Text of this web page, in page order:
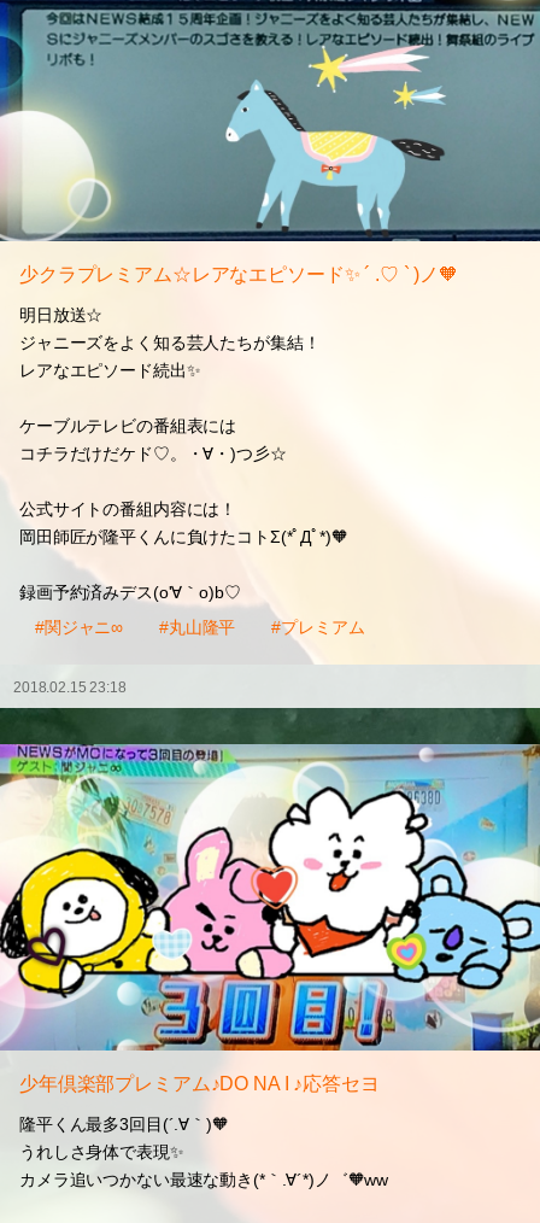
少クラプレミアム☆レアなエピソード✨ ´ .♡ ` )ノ🧡
明日放送☆
ジャニーズをよく知る芸人たちが集結！
レアなエピソード続出✨
ケーブルテレビの番組表には
コチラだけだケド♡。・∀・)つ彡☆
公式サイトの番組内容には！
岡田師匠が隆平くんに負けたコトΣ(*ﾟДﾟ*)🧡
録画予約済みデス(o'∀｀o)b♡
#関ジャニ∞
#丸山隆平 #プレミアム
2018.02.15 23:18
少年倶楽部プレミアム♪DO NA I ♪応答セヨ
隆平くん最多3回目(´.∀｀)🧡
うれしさ身体で表現✨
カメラ追いつかない最速な動き(*｀.∀´*)ノ゛🧡ww